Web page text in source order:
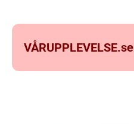
VÅRUPPLEVELSE.se